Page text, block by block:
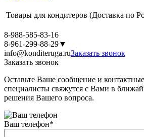
Товары для кондитеров (Доставка по
8-988-585-83-16
8-961-299-88-29▼
info@konditeruga.ruЗаказать звонок
Заказать звонок
Оставьте Ваше сообщение и
специалисты свяжутся с Вами в
решения Вашего вопроса.
Ваш телефон*